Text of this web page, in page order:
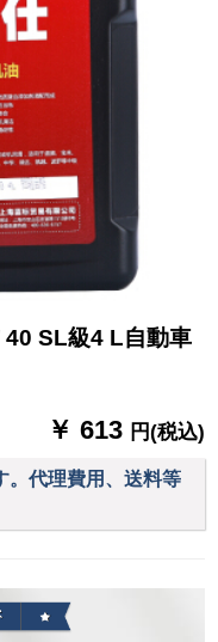
40 SL級4 L自動車
￥ 613 円(税込)
。代理費用、送料等